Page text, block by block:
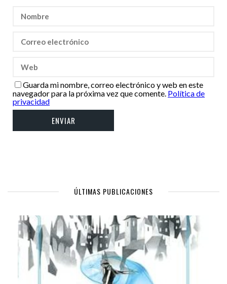
Guarda mi nombre, correo electrónico y web en este
navegador para la próxima vez que comente. Política de
privacidad
ÚLTIMAS PUBLICACIONES